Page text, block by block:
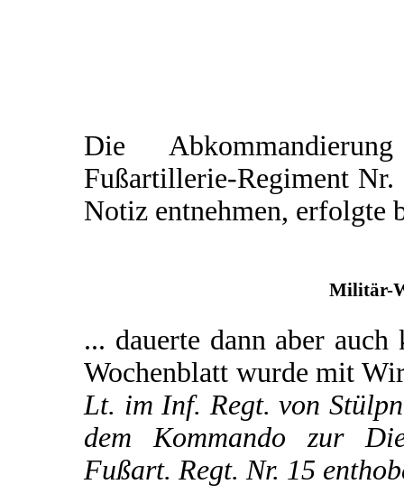
Die
Fußartillerie-Regiment Nr.
Notiz entnehmen, erfolgte
Militär-
... dauerte dann aber
Wochenblatt wurde mit
Lt. im Inf. Regt. von
dem Kommando zur
Fußart. Regt. Nr. 15